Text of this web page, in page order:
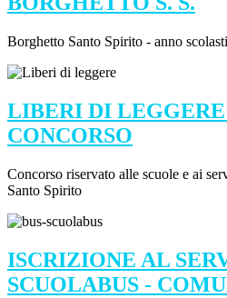
Borghetto Santo Spirito - anno
LIBERI DI LEGGERE
CONCORSO
Concorso riservato alle scuole e ai
Santo Spirito
ISCRIZIONE AL
SCUOLABUS -